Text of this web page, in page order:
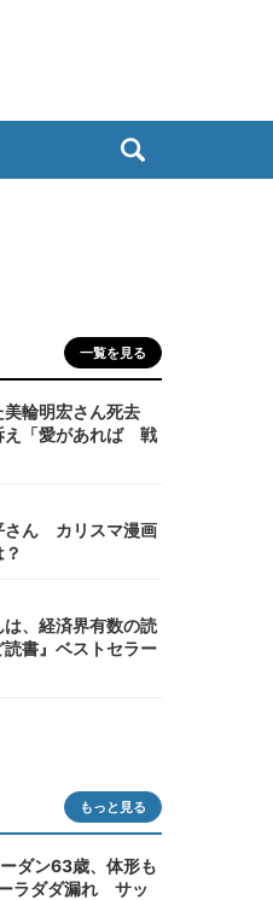
一覧を見る
美輪明宏さん死去
え「愛があれば 戦
さん カリスマ漫画
、経済界有数の読
書』ベストセラー
もっと見る
ダン63歳、体形も
ラダダ漏れ サッ